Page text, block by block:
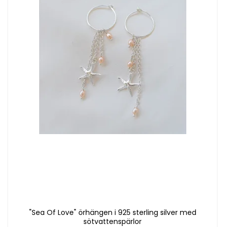
"Sea Of Love" örhängen i 925 sterling silver med
sötvattenspärlor